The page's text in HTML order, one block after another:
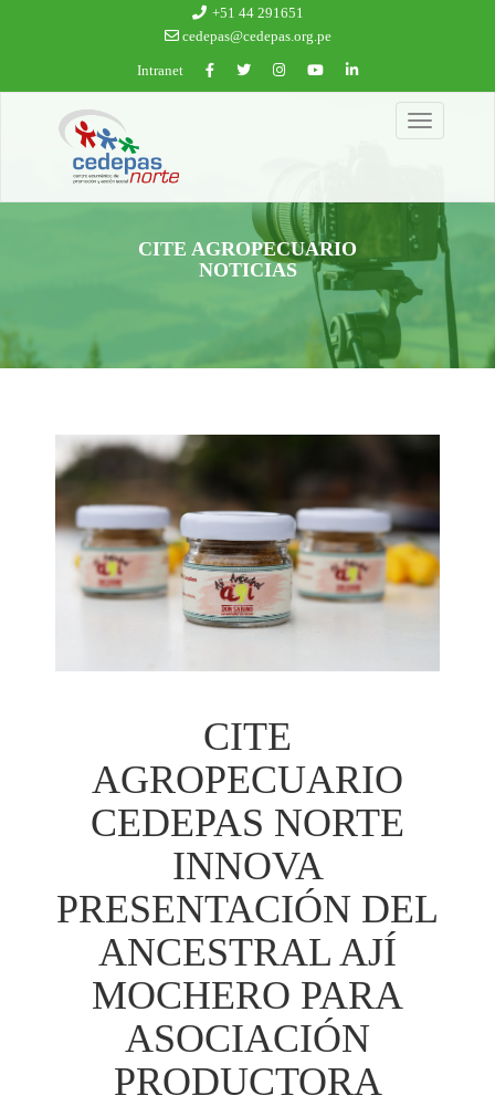
+51 44 291651
cedepas@cedepas.org.pe
Intranet
Toggle
navigation
CITE AGROPECUARIO
NOTICIAS
CITE
AGROPECUARIO
CEDEPAS NORTE
INNOVA
PRESENTACIÓN DEL
ANCESTRAL AJÍ
MOCHERO PARA
ASOCIACIÓN
PRODUCTORA